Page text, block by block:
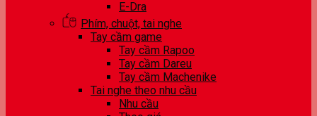
E-Dra
Phím, chuột, tai nghe
Tay cầm game
Tay cầm Rapoo
Tay cầm Dareu
Tay cầm Machenike
Tai nghe theo nhu cầu
Nhu cầu